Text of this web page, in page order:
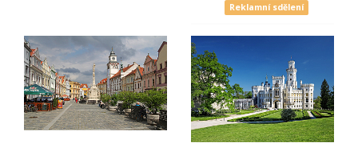
Reklamní sdělení